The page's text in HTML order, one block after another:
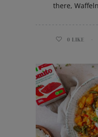
there,
0 LIKE